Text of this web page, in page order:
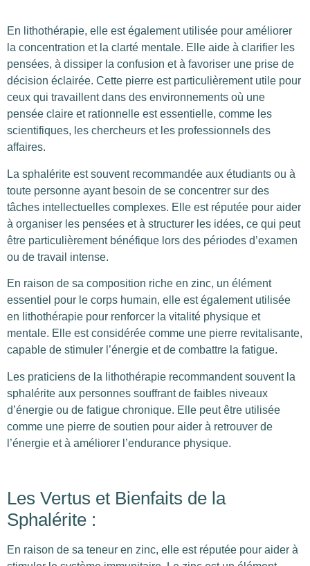
En lithothérapie, elle est également utilisée pour améliorer
la concentration et la clarté mentale. Elle aide à clarifier les
pensées, à dissiper la confusion et à favoriser une prise de
décision éclairée. Cette pierre est particulièrement utile pour
ceux qui travaillent dans des environnements où une
pensée claire et rationnelle est essentielle, comme les
scientifiques, les chercheurs et les professionnels des
affaires.
La sphalérite est souvent recommandée aux étudiants ou à
toute personne ayant besoin de se concentrer sur des
tâches intellectuelles complexes. Elle est réputée pour aider
à organiser les pensées et à structurer les idées, ce qui peut
être particulièrement bénéfique lors des périodes d’examen
ou de travail intense.
En raison de sa composition riche en zinc, un élément
essentiel pour le corps humain, elle est également utilisée
en lithothérapie pour renforcer la vitalité physique et
mentale. Elle est considérée comme une pierre revitalisante,
capable de stimuler l’énergie et de combattre la fatigue.
Les praticiens de la lithothérapie recommandent souvent la
sphalérite aux personnes souffrant de faibles niveaux
d’énergie ou de fatigue chronique. Elle peut être utilisée
comme une pierre de soutien pour aider à retrouver de
l’énergie et à améliorer l’endurance physique.
Les Vertus et Bienfaits de la
Sphalérite :
En raison de sa teneur en zinc, elle est réputée pour aider à